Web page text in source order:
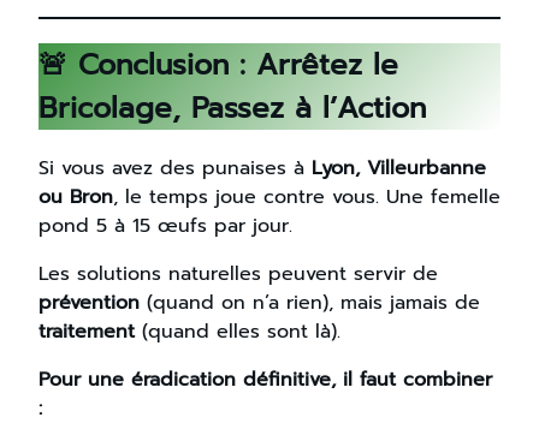
🚨 Conclusion : Arrêtez le
Bricolage, Passez à l’Action
Si vous avez des punaises à Lyon, Villeurbanne
ou Bron, le temps joue contre vous. Une femelle
pond 5 à 15 œufs par jour.
Les solutions naturelles peuvent servir de
prévention (quand on n’a rien), mais jamais de
traitement(quand elles sont là).
Pour une éradication définitive, il faut combiner
: